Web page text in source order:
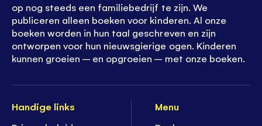
Handige links
Menu
op nog steeds een familiebedrijf te zijn. We
publiceren alleen boeken voor kinderen. Al onze
boeken worden in hun taal geschreven en zijn
ontworpen voor hun nieuwsgierige ogen. Kinderen
kunnen groeien – en opgroeien – met onze boeken.